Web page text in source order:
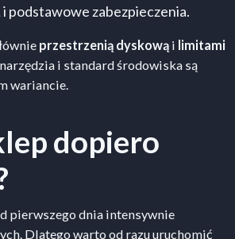
podstawowe zabezpieczenia.
przestrzenią dyskową i limitami
i standard środowiska są
wariancie.
dopiero
pierwszego dnia intensywnie
Dlatego warto od razu uruchomić